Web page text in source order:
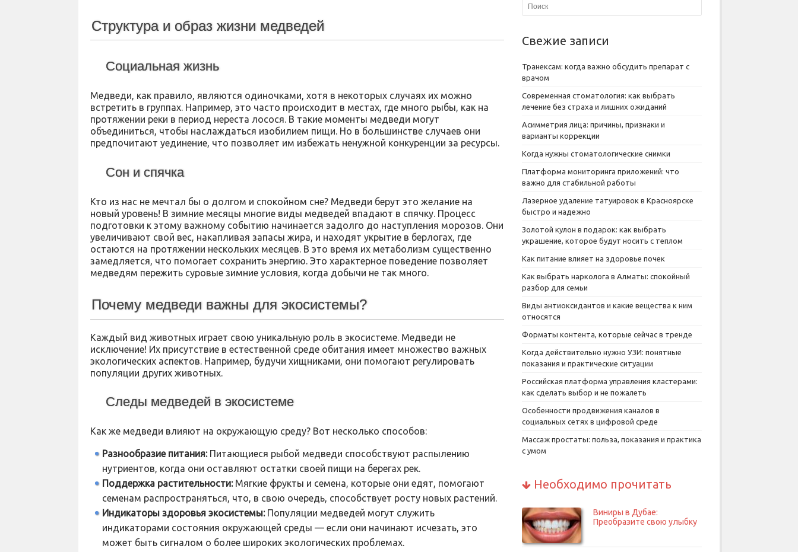
Структура и образ жизни медведей
Социальная жизнь
Медведи, как правило, являются одиночками, хотя в некоторых случаях их можно
встретить в группах. Например, это часто происходит в местах, где много рыбы, как на
протяжении реки в период нереста лосося. В такие моменты медведи могут
объединиться, чтобы наслаждаться изобилием пищи. Но в большинстве случаев они
предпочитают уединение, что позволяет им избежать ненужной конкуренции за ресурсы.
Сон и спячка
Кто из нас не мечтал бы о долгом и спокойном сне? Медведи берут это желание на
новый уровень! В зимние месяцы многие виды медведей впадают в спячку. Процесс
подготовки к этому важному событию начинается задолго до наступления морозов. Они
увеличивают свой вес, накапливая запасы жира, и находят укрытие в берлогах, где
остаются на протяжении нескольких месяцев. В это время их метаболизм существенно
замедляется, что помогает сохранить энергию. Это характерное поведение позволяет
медведям пережить суровые зимние условия, когда добычи не так много.
Почему медведи важны для экосистемы?
Каждый вид животных играет свою уникальную роль в экосистеме. Медведи не
исключение! Их присутствие в естественной среде обитания имеет множество важных
экологических аспектов. Например, будучи хищниками, они помогают регулировать
популяции других животных.
Следы медведей в экосистеме
Как же медведи влияют на окружающую среду? Вот несколько способов:
Разнообразие питания:Питающиеся рыбой медведи способствуют распылению
нутриентов, когда они оставляют остатки своей пищи на берегах рек.
Поддержка растительности:Мягкие фрукты и семена, которые они едят, помогают
семенам распространяться, что, в свою очередь, способствует росту новых растений.
Индикаторы здоровья экосистемы:Популяции медведей могут служить
индикаторами состояния окружающей среды — если они начинают исчезать, это
может быть сигналом о более широких экологических проблемах.
Свежие записи
Транексам: когда важно обсудить препарат с
врачом
Современная стоматология: как выбрать
лечение без страха и лишних ожиданий
Асимметрия лица: причины, признаки и
варианты коррекции
Когда нужны стоматологические снимки
Платформа мониторинга приложений: что
важно для стабильной работы
Лазерное удаление татуировок в Красноярске
быстро и надежно
Золотой кулон в подарок: как выбрать
украшение, которое будут носить с теплом
Как питание влияет на здоровье почек
Как выбрать нарколога в Алматы: спокойный
разбор для семьи
Виды антиоксидантов и какие вещества к ним
относятся
Форматы контента, которые сейчас в тренде
Когда действительно нужно УЗИ: понятные
показания и практические ситуации
Российская платформа управления кластерами:
как сделать выбор и не пожалеть
Особенности продвижения каналов в
социальных сетях в цифровой среде
Массаж простаты: польза, показания и практика
с умом
Необходимо прочитать
Виниры в Дубае:
Преобразите свою улыбку